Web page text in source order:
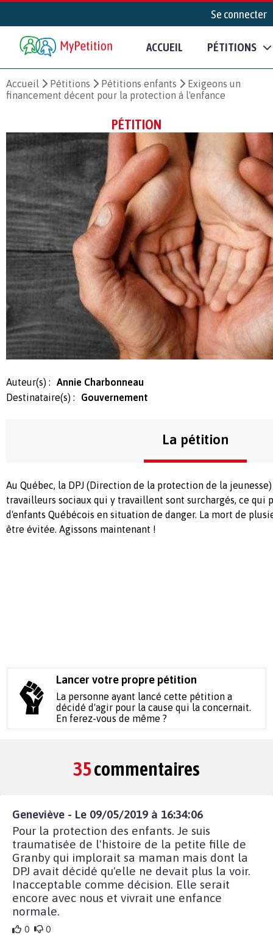
Se connecter
ACCUEIL PÉTITIONS
Accueil Pétitions Pétitions enfants
Exigeons un
financement décent pour la protection à l'enfance
PÉTITION
Auteur(s) :
Annie Charbonneau
Destinataire(s) :
Gouvernement
La pétition
Au Québec, la DPJ (Direction de la protection de la
travailleurs sociaux qui y travaillent sont surchargés, ce qui
d'enfants Québécois en situation de danger. La mort de
être évitée. Agissons maintenant !
Lancer votre propre pétition
La personne ayant lancé cette pétition a
décidé d'agir pour la cause qui la concernait.
En ferez-vous de même ?
35commentaires
Geneviève - Le 09/05/2019 à 16:34:06
Pour la protection des enfants. Je suis
traumatisée de l'histoire de la petite fille de
Granby qui implorait sa maman mais dont la
DPJ avait décidé qu'elle ne devait plus la voir.
Inacceptable comme décision. Elle serait
encore avec nous et vivrait une enfance
normale.
0 0